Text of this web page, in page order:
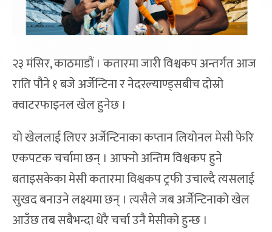
२३ मंसिर, काठमाडौं । कतारमा जारी विश्वकप अन्तर्गत आज
राति पौने १ बजे अर्जेन्टिना र नेदरल्याण्ड्सबीच दोस्रो
क्वाटरफाइनल खेल हुनेछ ।
यो खेललाई लिएर अर्जेन्टिनाका कप्तान लियोनल मेसी फेरि
एकपटक चर्चामा छन् । आफ्नो अन्तिम विश्वकप हुने
बताइसकेका मेसी कतारमा विश्वकप ट्रफी उचाल्दै त्यसलाई
सुखद बनाउने लक्ष्यमा छन् । त्यसैले जब अर्जेन्टिनाको खेल
आउँछ तब सबैभन्दा धेरै चर्चा उनै मेसीको हुन्छ ।